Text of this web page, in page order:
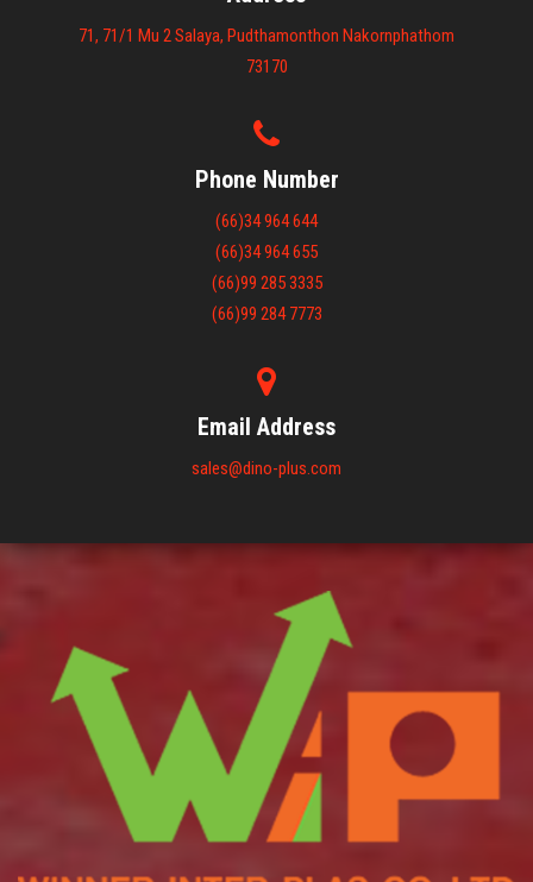
71, 71/1 Mu 2 Salaya, Pudthamonthon Nakornphathom
73170
Phone Number
(66)34 964 644
(66)34 964 655
(66)99 285 3335
(66)99 284 7773
Email Address
sales@dino-plus.com